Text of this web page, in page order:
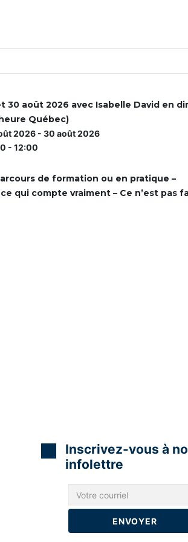
30 août 2026 avec Isabelle David en
Québec)
2026 - 30 août 2026
- 12:00
de formation ou en pratique –
qui compte vraiment – Ce n’est pas
Inscrivez-vous à
infolettre